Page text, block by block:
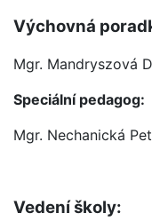
Výchovná
Mgr. Mandryszová
Speciální pedagog:
Mgr. Nechanická
Vedení školy: